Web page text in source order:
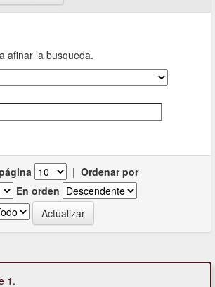
afinar la busqueda.
| Ordenar por
En orden
1.